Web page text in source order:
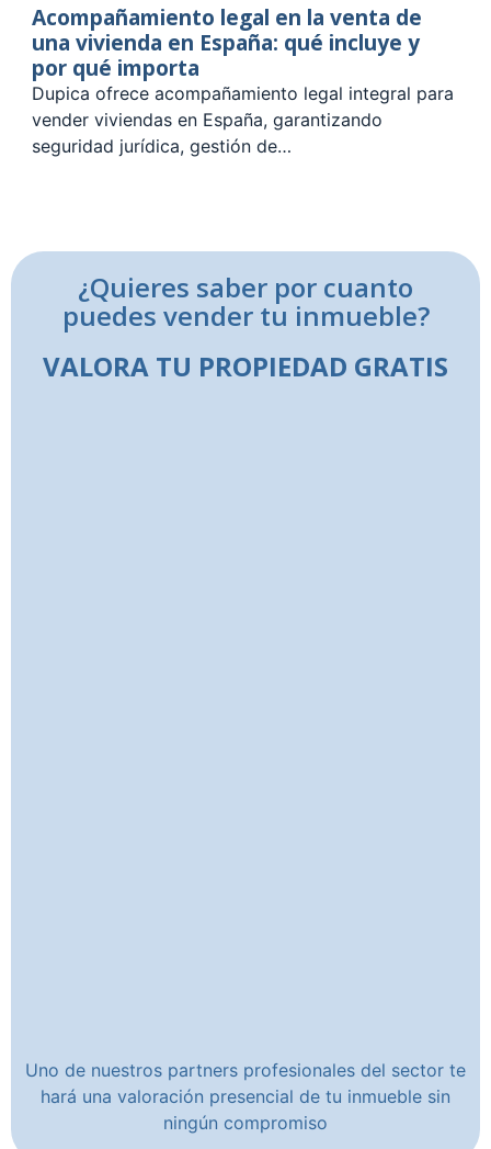
Acompañamiento legal en la venta de
una vivienda en España: qué incluye y
por qué importa
Dupica ofrece acompañamiento legal integral para
vender viviendas en España, garantizando
seguridad jurídica, gestión de…
¿Quieres saber por cuanto
puedes vender tu inmueble?
VALORA TU PROPIEDAD GRATIS
Uno de nuestros partners profesionales del sector te
hará una valoración presencial de tu inmueble sin
ningún compromiso